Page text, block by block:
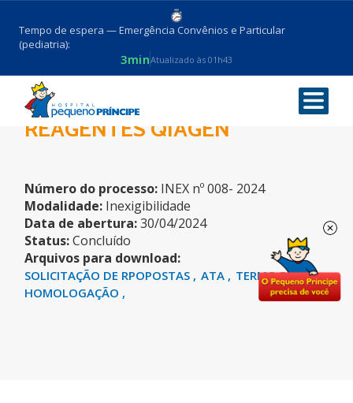
Tempo de espera — Emergência Convênios e Particular
(pediatria):
3minAtualizado às 01h43
PRONON 2021 – VACINA TCA –
REAGENTES QIAGEN
Número do processo: INEX nº 008- 2024
Modalidade: Inexigibilidade
Data de abertura:30/04/2024
Status:Concluído
Arquivos para download:
SOLICITAÇÃO DE RPOPOSTAS ATA
TERMO DE
HOMOLOGAÇÃO